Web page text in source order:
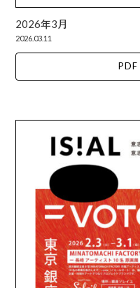
2026年3月
2026.03.11